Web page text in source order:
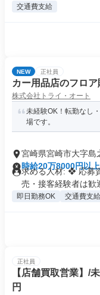
交通費支給
NEW 正社員
カー用品店のフロア
株式会社トライ・オート
未経験OK！転勤なし
場です。
宮崎県宮崎市大字島
時給20万8000円以上
求める人材: ❖ 応募
売・接客経験者は歓
即日勤務OK 交通費支給
正社員
【店舗買取営業】/
円